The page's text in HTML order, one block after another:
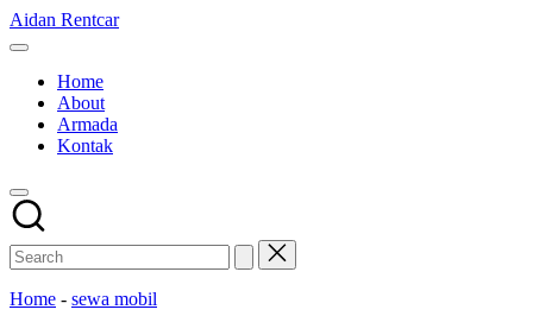
Skip
to
Aidan Rentcar
Rental
MurahHome
About
Armada
Kontak
Home - sewa mobil